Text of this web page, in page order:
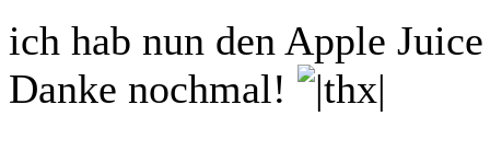
ich hab nun den Apple
Danke nochmal!